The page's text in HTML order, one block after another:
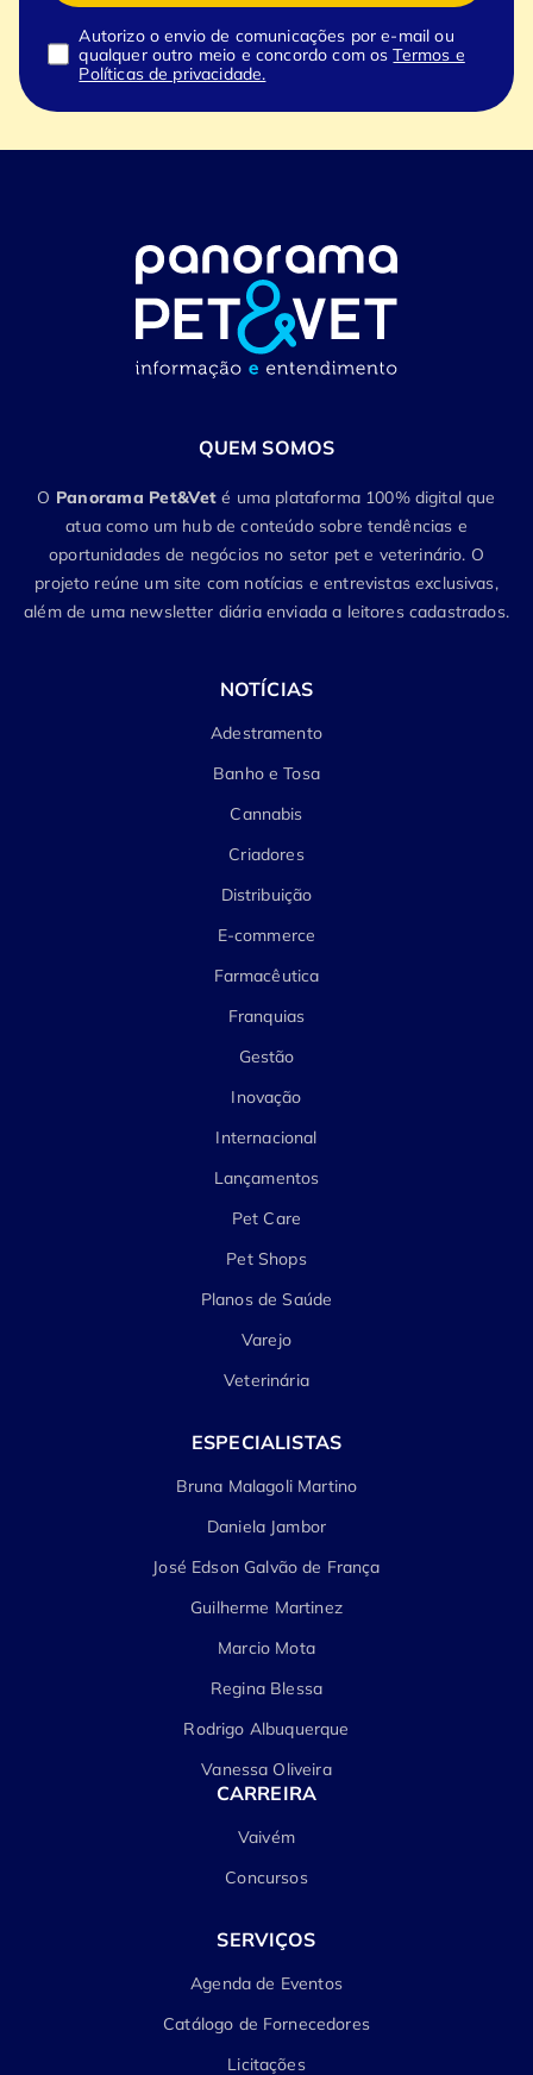
Autorizo o envio de comunicações por e-mail ou
qualquer outro meio e concordo com osTermos e
Políticas de privacidade.
QUEM SOMOS
O Panorama Pet&Vet é uma plataforma 100% digital que
atua como um hub de conteúdo sobre tendências e
oportunidades de negócios no setor pet e veterinário. O
projeto reúne um site com notícias e entrevistas exclusivas,
além de uma newsletter diária enviada a leitores cadastrados.
NOTÍCIAS
Adestramento
Banho e Tosa
Cannabis
Criadores
Distribuição
E-commerce
Farmacêutica
Franquias
Gestão
Inovação
Internacional
Lançamentos
Pet Care
Pet Shops
Planos de Saúde
Varejo
Veterinária
ESPECIALISTAS
Bruna Malagoli Martino
Daniela Jambor
José Edson Galvão de França
Guilherme Martinez
Marcio Mota
Regina Blessa
Rodrigo Albuquerque
Vanessa Oliveira
CARREIRA
Vaivém
Concursos
SERVIÇOS
Agenda de Eventos
Catálogo de Fornecedores
Licitações